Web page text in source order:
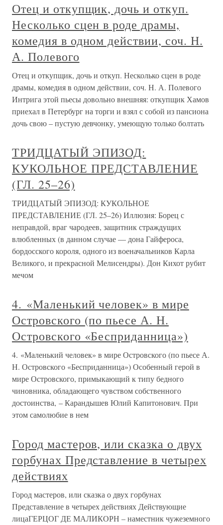
Отец и откупщик, дочь и откуп.
Несколько сцен в роде драмы,
комедия в одном действии, соч. Н.
А. Полевого
Отец и откупщик, дочь и откуп. Несколько сцен в роде
драмы, комедия в одном действии, соч. Н. А. Полевого
Интрига этой пьесы довольно внешняя: откупщик Хамов
приехал в Петербург на торги и взял с собой из пансиона
дочь свою – пустую девчонку, умеющую только болтать
ТРИДЦАТЫЙ ЭПИЗОД:
КУКОЛЬНОЕ ПРЕДСТАВЛЕНИЕ
(ГЛ. 25–26)
ТРИДЦАТЫЙ ЭПИЗОД: КУКОЛЬНОЕ
ПРЕДСТАВЛЕНИЕ (ГЛ. 25–26) Иллюзия: Борец с
неправдой, враг чародеев, защитник страждущих
влюбленных (в данном случае — дона Гайфероса,
бордосского короля, одного из военачальников Карла
Великого, и прекрасной Мелисендры). Дон Кихот рубит
мечом
4. «Маленький человек» в мире
Островского (по пьесе А. Н.
Островского «Бесприданница»)
4. «Маленький человек» в мире Островского (по пьесе А.
Н. Островского «Бесприданница») Особенный герой в
мире Островского, примыкающий к типу бедного
чиновника, обладающего чувством собственного
достоинства, – Карандышев Юлий Капитонович. При
этом самолюбие в нем
Город мастеров, или сказка о двух
горбунах Представление в четырех
действиях
Город мастеров, или сказка о двух горбунах
Представление в четырех действиях Действующие
лицаГЕРЦОГ ДЕ МАЛИКОРН – наместник чужеземного